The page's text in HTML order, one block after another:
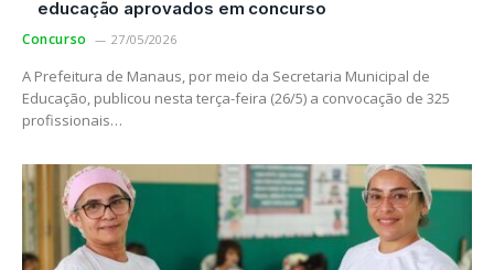
educação aprovados em concurso
Concurso 27/05/2026
A Prefeitura de Manaus, por meio da Secretaria Municipal de
Educação, publicou nesta terça-feira (26/5) a convocação de 325
profissionais…